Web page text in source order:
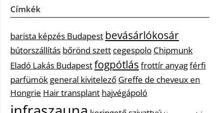
Címkék
barista képzés Budapest bevásárlókosár
bútorszállítás bőrönd szett cegespolo Chipmunk
Eladó Lakás Budapestfogpótlás frottír anyagférfi
parfümök general kivitelező Greffe de cheveux en
Hongrie Hair transplant hajvégápoló